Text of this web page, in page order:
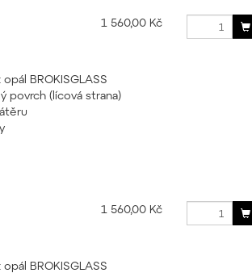
1 560,00 Kč
BROKISGLASS
povrch (lícová strana)
1 560,00 Kč
BROKISGLASS